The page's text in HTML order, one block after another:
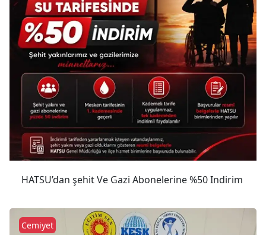
HATSU’dan şehit Ve Gazi Abonelerine %50 Indirim
Cemiyet